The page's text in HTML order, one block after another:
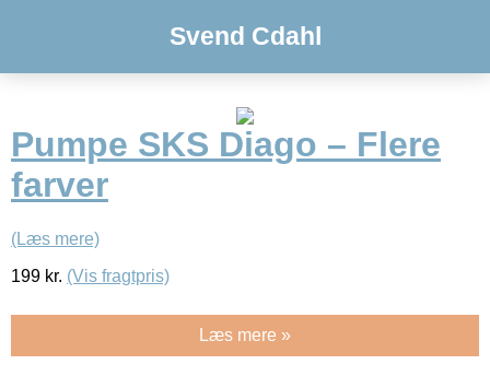
Svend Cdahl
Pumpe SKS Diago – Flere
farver
(Læs mere)
199 kr. (Vis fragtpris)
Læs mere »